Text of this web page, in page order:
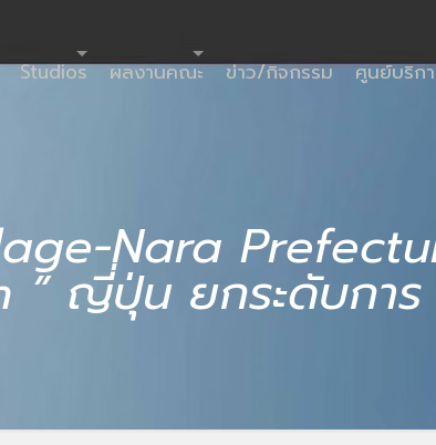
Studios ผลงานคณะ ข่าว/กิจกรรม ศูนย์บริก
Nara
” ญี่ปุ่น ยกระดับการ